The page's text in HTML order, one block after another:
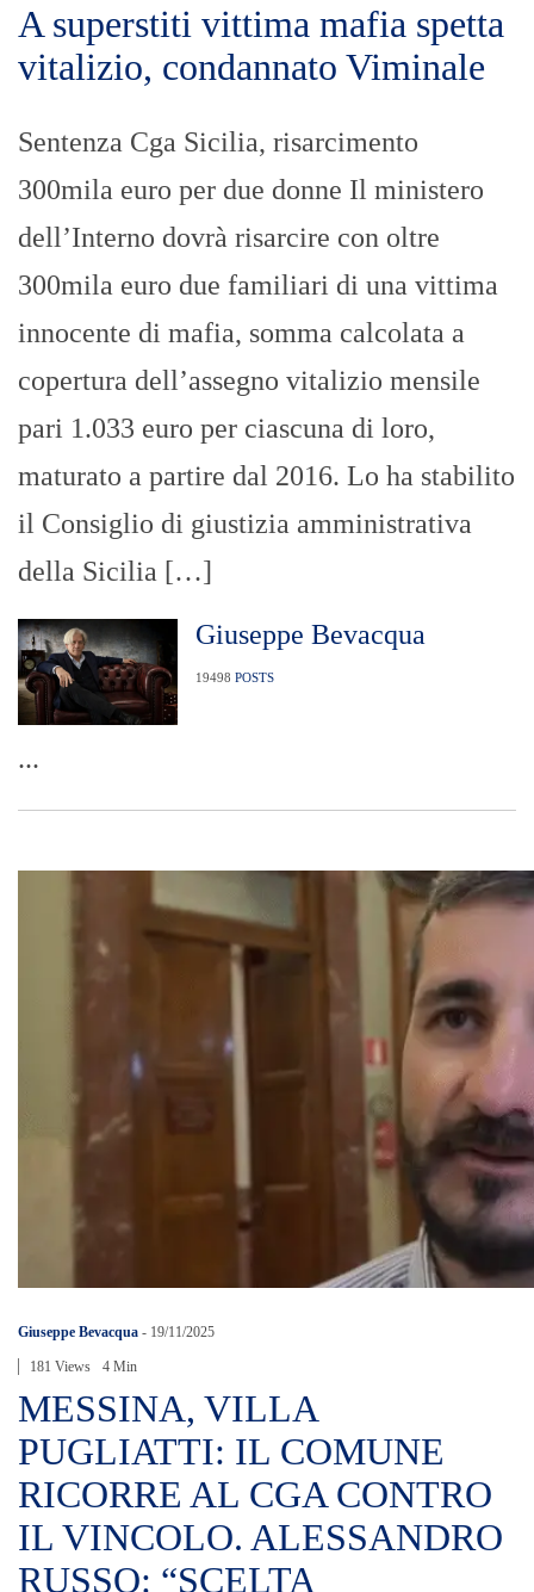
A superstiti vittima mafia spetta
vitalizio, condannato Viminale
Sentenza Cga Sicilia, risarcimento
300mila euro per due donne Il ministero
dell’Interno dovrà risarcire con oltre
300mila euro due familiari di una vittima
innocente di mafia, somma calcolata a
copertura dell’assegno vitalizio mensile
pari 1.033 euro per ciascuna di loro,
maturato a partire dal 2016. Lo ha stabilito
il Consiglio di giustizia amministrativa
della Sicilia […]
Giuseppe Bevacqua
19498 POSTS
...
Giuseppe Bevacqua - 19/11/2025
181 Views 4 Min
MESSINA, VILLA
PUGLIATTI: IL COMUNE
RICORRE AL CGA CONTRO
IL VINCOLO. ALESSANDRO
RUSSO: “SCELTA